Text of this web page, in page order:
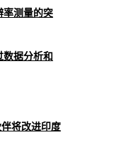
率测量的突
数据分析和
将改进印度